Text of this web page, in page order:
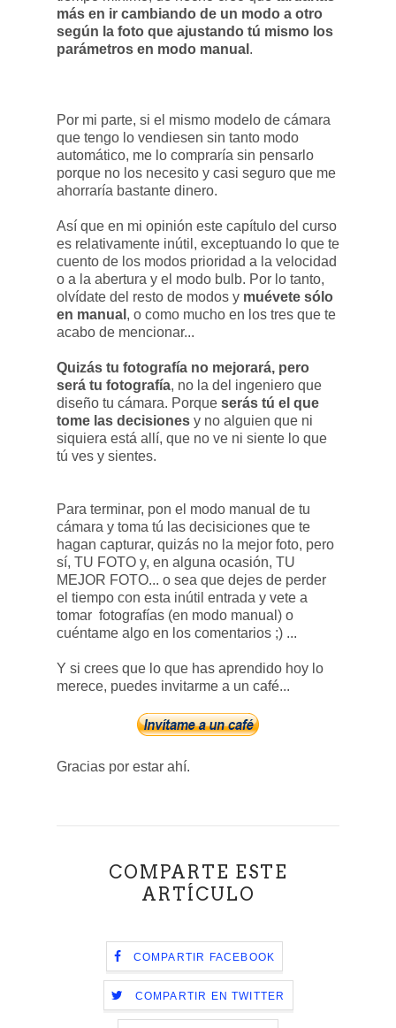
más en ir cambiando de un modo a otro
según la foto que ajustando tú mismo los
parámetros en modo manual .
Por mi parte, si el mismo modelo de cámara
que tengo lo vendiesen sin tanto modo
automático, me lo compraría sin pensarlo
porque no los necesito y casi seguro que me
ahorraría bastante dinero.
Así que en mi opinión este capítulo del curso
es relativamente inútil, exceptuando lo que te
cuento de los modos prioridad a la velocidad
o a la abertura y el modo bulb. Por lo tanto,
olvídate del resto de modos y muévete sólo
en manual , o como mucho en los tres que te
acabo de mencionar...
Quizás tu fotografía no mejorará, pero
será tu fotografía, no la del ingeniero que
diseño tu cámara. Porque serás tú el que
tome las decisiones y no alguien que ni
siquiera está allí, que no ve ni siente lo que
tú ves y sientes.
Para terminar, pon el modo manual de tu
cámara y toma tú las decisiciones que te
hagan capturar, quizás no la mejor foto, pero
sí, TU FOTO y, en alguna ocasión, TU
MEJOR FOTO... o sea que dejes de perder
el tiempo con esta inútil entrada y vete a
tomar fotografías (en modo manual) o
cuéntame algo en los comentarios ;) ...
Y si crees que lo que has aprendido hoy lo
merece, puedes invitarme a un café...
Gracias por estar ahí.
COMPARTE ESTE
ARTÍCULO
COMPARTIR FACEBOOK
COMPARTIR EN TWITTER